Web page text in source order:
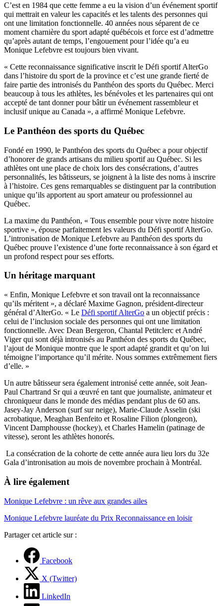
C’est en 1984 que cette femme a eu la vision d’un événement sportif
qui mettrait en valeur les capacités et les talents des personnes qui
ont une limitation fonctionnelle. 40 années nous séparent de ce
moment charnière du sport adapté québécois et force est d’admettre
qu’après autant de temps, l’engouement pour l’idée qu’a eu
Monique Lefebvre est toujours bien vivant.
« Cette reconnaissance significative inscrit le Défi sportif AlterGo
dans l’histoire du sport de la province et c’est une grande fierté de
faire partie des intronisés du Panthéon des sports du Québec. Merci
beaucoup à tous les athlètes, les bénévoles et les partenaires qui ont
accepté de tant donner pour bâtir un événement rassembleur et
inclusif unique au Canada », a affirmé Monique Lefebvre.
Le Panthéon des sports du Québec
Fondé en 1990, le Panthéon des sports du Québec a pour objectif
d’honorer de grands artisans du milieu sportif au Québec. Si les
athlètes ont une place de choix lors des consécrations, d’autres
personnalités, les bâtisseurs, se joignent à la liste des noms à inscrire
à l’histoire. Ces gens remarquables se distinguent par la contribution
unique qu’ils apportent au sport amateur ou professionnel au
Québec.
La maxime du Panthéon, « Tous ensemble pour vivre notre histoire
sportive », épouse parfaitement les valeurs du Défi sportif AlterGo.
L’intronisation de Monique Lefebvre au Panthéon des sports du
Québec prouve l’existence d’une forte reconnaissance à son égard et
un profond respect pour ses efforts.
Un héritage marquant
« Enfin, Monique Lefebvre et son travail ont la reconnaissance
qu’ils méritent », a déclaré Maxime Gagnon, président-directeur
général d’AlterGo. « Le Défi sportif AlterGo a un objectif précis :
celui de l’inclusion sociale des personnes qui ont une limitation
fonctionnelle. Avec Dean Bergeron, Chantal Petitclerc et André
Viger qui sont déjà intronisés au Panthéon des sports du Québec,
l’ajout de Monique montre que le sport adapté grandit et qu’on lui
témoigne l’importance qu’il mérite. Nous sommes extrêmement fiers
d’elle. »
Un autre bâtisseur sera également intronisé cette année, soit Jean-
Paul Chartrand Sr qui a œuvré en tant que journaliste, animateur et
chroniqueur dans le monde des médias pendant plus de 60 ans.
Jasey-Jay Anderson (surf sur neige), Marie-Claude Asselin (ski
acrobatique, Meaghan Benfeito et Rosaline Filion (plongeon),
Vincent Damphousse (hockey), et Charles Hamelin (patinage de
vitesse), seront les athlètes honorés.
La consécration de la cohorte de cette année aura lieu lors du 32e
Gala d’intronisation au mois de novembre prochain à Montréal.
À lire également
Monique Lefebvre : un rêve aux grandes ailes
Monique Lefebvre lauréate du Prix Reconnaissance en loisir
Partager cet article sur :
Facebook
X (Twitter)
LinkedIn